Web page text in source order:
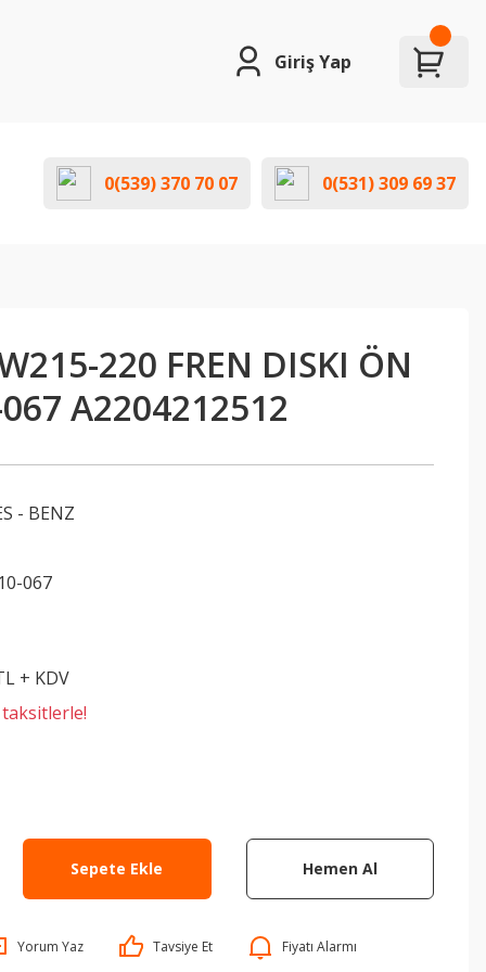
Giriş Yap
0(539) 370 70 07 0(531) 309 69 37
220 FREN DISKI ÖN
A2204212512
- BENZ
067
+ KDV
Sepete Ekle Hemen Al
Yorum Yaz Tavsiye Et Fiyatı Alarmı